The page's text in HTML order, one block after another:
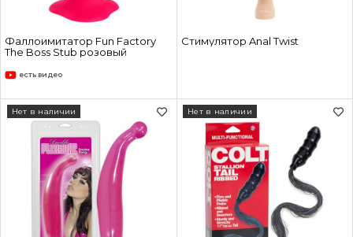
Фаллоимитатор Fun Factory
The Boss Stub розовый
есть видео
Стимулятор Anal Twist
Нет в наличии Нет в наличии